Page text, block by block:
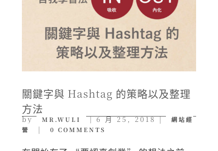
關鍵字與 Hashtag 的策略以及整理
方法
by MR.WULI |6 月 25, 2018|
網站經
營
| 0 COMMENTS